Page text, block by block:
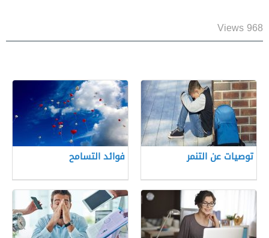
968 Views
توصيات عن التنمر فوائد التسامح